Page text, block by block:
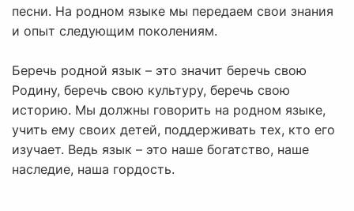
песни. На родном языке мы передаем свои знания
и опыт следующим поколениям.
Беречь родной язык – это значит беречь свою
Родину, беречь свою культуру, беречь свою
историю. Мы должны говорить на родном языке,
учить ему своих детей, поддерживать тех, кто его
изучает. Ведь язык – это наше богатство, наше
наследие, наша гордость.